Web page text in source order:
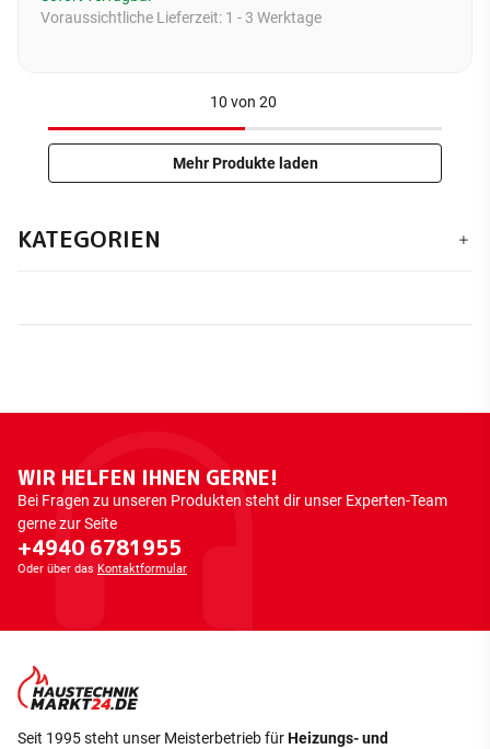
Voraussichtliche Lieferzeit: 1 - 3 Werktage
10 von 20
Mehr Produkte laden
KATEGORIEN
WIR HELFEN IHNEN GERNE!
Bei Fragen zu unseren Produkten steht dir unser Experten-Team
gerne zur Seite
+4940 6781955
Oder über das Kontaktformular
Seit 1995 steht unser Meisterbetrieb fürHeizungs- und